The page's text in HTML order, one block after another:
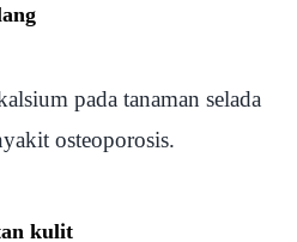
pada tanaman selada
osteoporosis.
kulit